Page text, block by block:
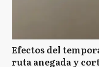
Efectos del
ruta anegada y